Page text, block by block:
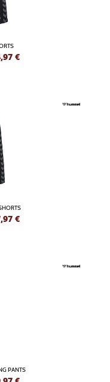
€
€
PANTS